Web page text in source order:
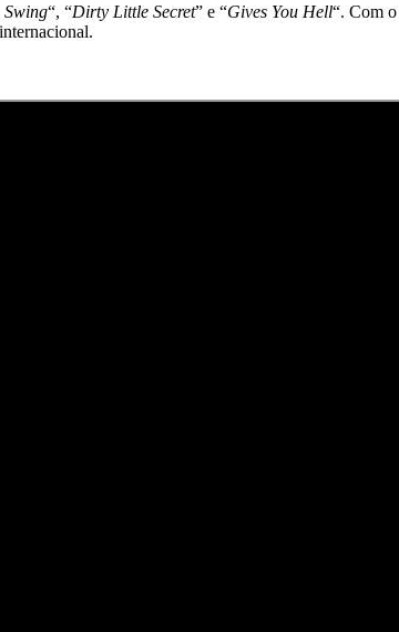
Swing“, “Dirty Little Secret” e “Gives You Hell“. Com